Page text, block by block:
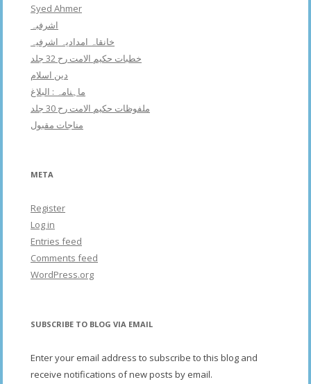
Syed Ahmer
اشرفبہ
خانقاہ امدادیہ اشرفیہ
خطبات حکیم الامت رح 32 جلد
دین اسلام
ماہنامہ : البلاغ
ملفوظات حکیم الامت رح 30 جلد
مناجات مقبول
META
Register
Log in
Entries feed
Comments feed
WordPress.org
SUBSCRIBE TO BLOG VIA EMAIL
Enter your email address to subscribe to this blog and
receive notifications of new posts by email.